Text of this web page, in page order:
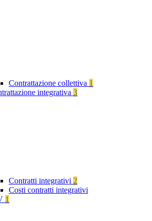
Contrattazione collettiva 1
integrativa 3
Contratti integrativi 2
Costi contratti integrativi
1